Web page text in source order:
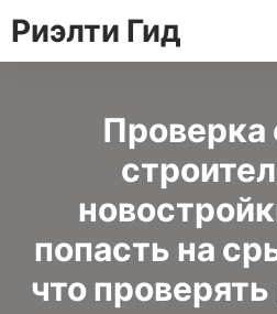
Риэлти Гид
Проверка
попасть на
что